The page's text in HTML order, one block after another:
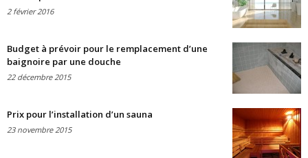
2 février 2016
Budget à prévoir pour le remplacement d’une
baignoire par une douche
22 décembre 2015
Prix pour l’installation d’un sauna
23 novembre 2015